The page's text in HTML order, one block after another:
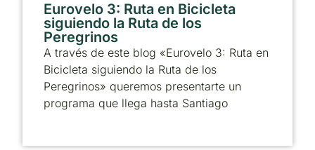
Eurovelo 3: Ruta en Bicicleta
siguiendo la Ruta de los
Peregrinos
A través de este blog «Eurovelo 3: Ruta en
Bicicleta siguiendo la Ruta de los
Peregrinos» queremos presentarte un
programa que llega hasta Santiago